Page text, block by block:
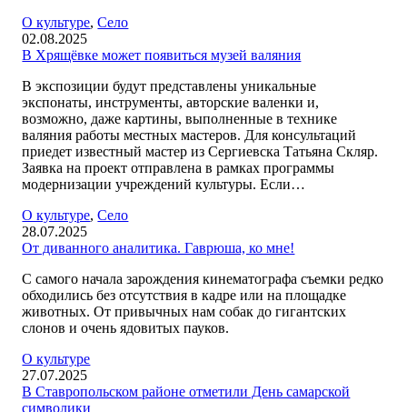
О культуре,Село
02.08.2025
В Хрящёвке может появиться музей валяния
В экспозиции будут представлены уникальные
экспонаты, инструменты, авторские валенки и,
возможно, даже картины, выполненные в технике
валяния работы местных мастеров. Для консультаций
приедет известный мастер из Сергиевска Татьяна Скляр.
Заявка на проект отправлена в рамках программы
модернизации учреждений культуры. Если…
О культуре,Село
28.07.2025
От диванного аналитика. Гаврюша, ко мне!
С самого начала зарождения кинематографа съемки редко
обходились без отсутствия в кадре или на площадке
животных. От привычных нам собак до гигантских
слонов и очень ядовитых пауков.
О культуре
27.07.2025
В Ставропольском районе отметили День самарской
символики